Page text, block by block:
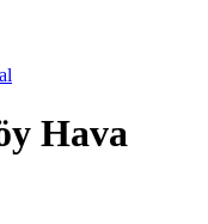
Hava